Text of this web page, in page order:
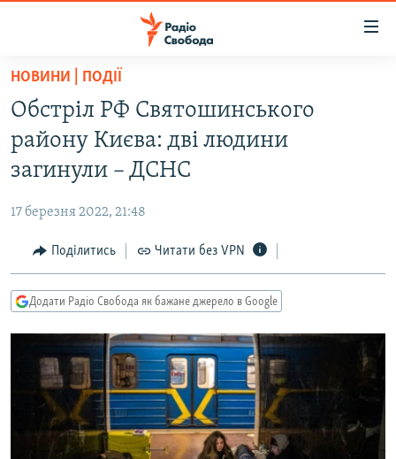
Перейти
основного
матеріалу
Перейти
до
основної
навігації
Перейти
до
пошуку
РАДІО СВОБОДА – 70 РОКІВ
ВСЕ ЗА ДОБУ
СТАТТІ
ЕКОНОМІКА
СУСПІЛЬСТВО
СВІТ
РОСІЙСЬКА «ФІЛЬТРАЦІЯ»
ДОНБАС.РЕАЛІЇ
ТИ ЯК?
КИТАЙ.ВИКЛИКИ
МУЛЬТИМЕДІА
НОВИНИ | ПОДІЇ
Обстріл РФ Святошинського
району Києва: дві людини
загинули – ДСНС
17 березня 2022, 21:48
Поділитись Читати без VPN
Додати Радіо Свобода як бажане джерело в Google